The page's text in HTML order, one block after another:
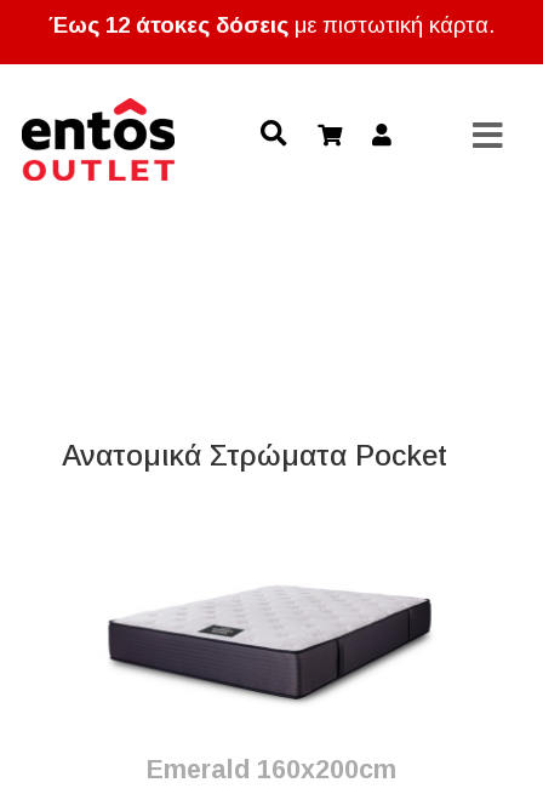
Έως 12 άτοκες δόσεις με πιστωτική κάρτα.
Ανατομικά Στρώματα Pocket
Emerald 160x200cm